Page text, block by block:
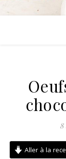
8
Aller à la